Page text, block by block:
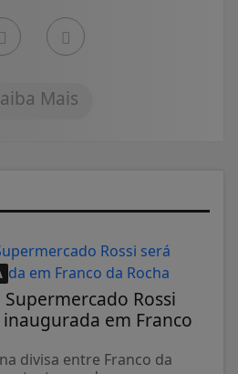
Mais
Rossi
em Franco
divisa entre Franco da